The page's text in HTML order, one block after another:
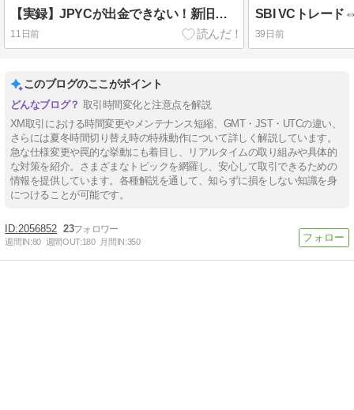
【実録】JPYCが出金できない！新旧コントラクトアドレスの違いや偽トークンに要注意！思わぬ落とし穴・返金依頼の方法についても徹底解説！
11日前 39日前
このブログのここがポイント
取引時間変化と注意点を解説
XM取引における時間変更やメンテナンス短縮、GMT・JST・UTCの違い、
さらには夏冬時間切り替え時の特殊動作について詳しく解説しています。
急な仕様変更や罠的な挙動にも着目し、リアルタイムの取り組みや具体的
な対策を紹介。さまざまなトピックを網羅し、安心して取引できるための
情報を提供しています。各種解説を通して、知らずに損をしない知識を身
につけることが可能です。
2056852 23
週間IN:80 週間OUT:180 月間IN:350